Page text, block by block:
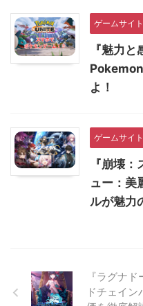
ゲームサイト
『魅力
よ！
ゲームサイト
『崩壊
ュー：美
ルが魅力
『ラグナ
ドチェイ